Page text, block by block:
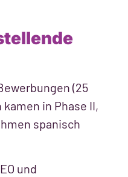
(25
in Phase II,
spanisch
und